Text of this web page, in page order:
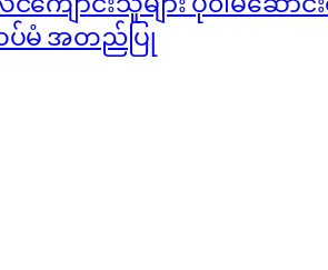
ပ်မံ အတည်ပြု